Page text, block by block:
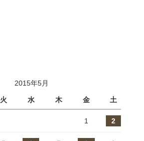
2015年5月
火 水 木 金 土
1 2